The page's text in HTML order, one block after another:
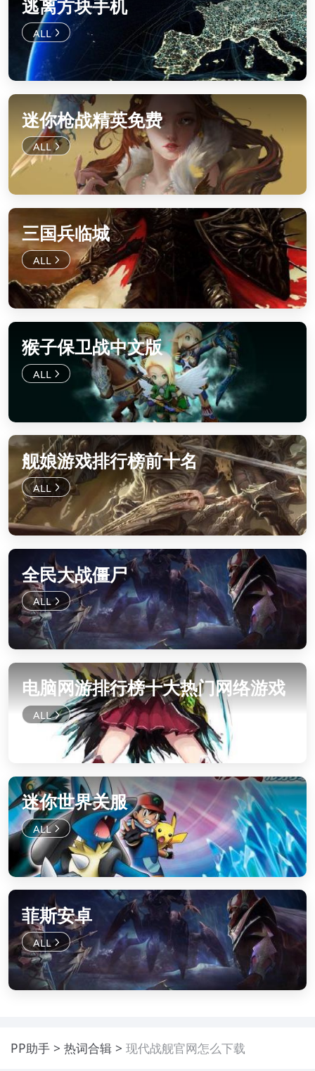
逃离方块手机
迷你枪战精英免费
三国兵临城
猴子保卫战中文版
舰娘游戏排行榜前十名
全民大战僵尸
电脑网游排行榜十大热门网络游戏
迷你世界关服
菲斯安卓
PP助手 热词合辑 现代战舰官网怎么下载